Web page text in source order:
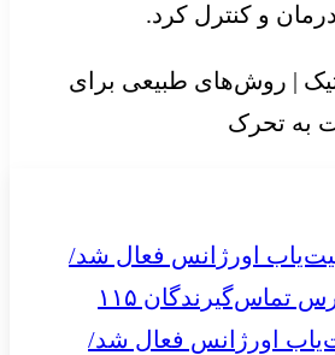
و کنترل کرد.
اورژانس فعال شد/